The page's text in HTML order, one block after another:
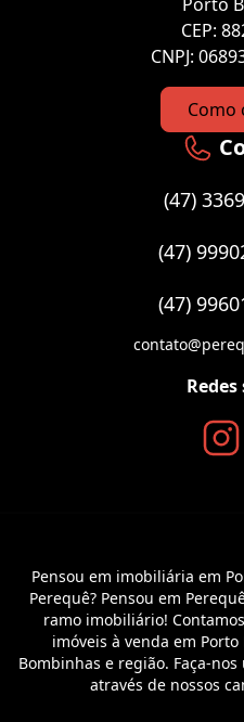
CEP:
CNPJ:
Como
(47)
(47)
(47)
Pensou em imobiliária em
Perequê? Pensou em
ramo imobiliário!
imóveis à venda em
Bombinhas e região. Faça-
através de nossos